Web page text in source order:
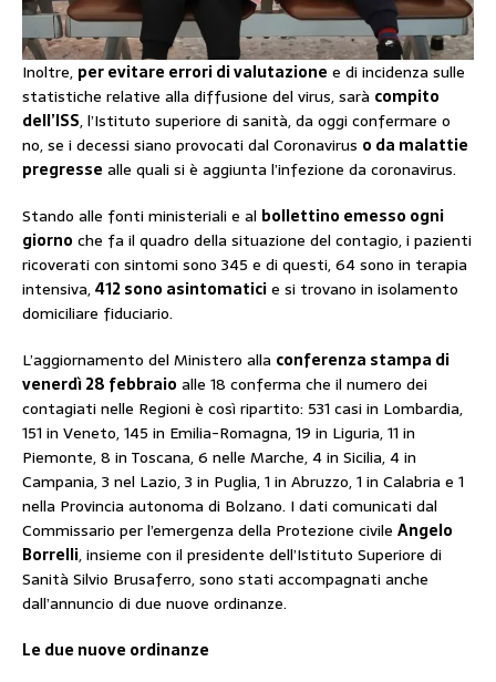
Inoltre, per evitare errori di valutazione e di incidenza sulle
statistiche relative alla diffusione del virus, sarà compito
dell’ISS, l’Istituto superiore di sanità, da oggi confermare o
no, se i decessi siano provocati dal Coronavirus o da malattie
pregresse alle quali si è aggiunta l’infezione da coronavirus.
Stando alle fonti ministeriali e al bollettino emesso ogni
giorno che fa il quadro della situazione del contagio, i pazienti
ricoverati con sintomi sono 345 e di questi, 64 sono in terapia
intensiva,412 sono asintomaticie si trovano in isolamento
domiciliare fiduciario.
L’aggiornamento del Ministero alla conferenza stampa di
venerdì 28 febbraio alle 18 conferma che il numero dei
contagiati nelle Regioni è così ripartito: 531 casi in Lombardia,
151 in Veneto, 145 in Emilia-Romagna, 19 in Liguria, 11 in
Piemonte, 8 in Toscana, 6 nelle Marche, 4 in Sicilia, 4 in
Campania, 3 nel Lazio, 3 in Puglia, 1 in Abruzzo, 1 in Calabria e 1
nella Provincia autonoma di Bolzano. I dati comunicati dal
Commissario per l’emergenza della Protezione civile Angelo
Borrelli, insieme con il presidente dell’Istituto Superiore di
Sanità Silvio Brusaferro, sono stati accompagnati anche
dall’annuncio di due nuove ordinanze.
Le due nuove ordinanze